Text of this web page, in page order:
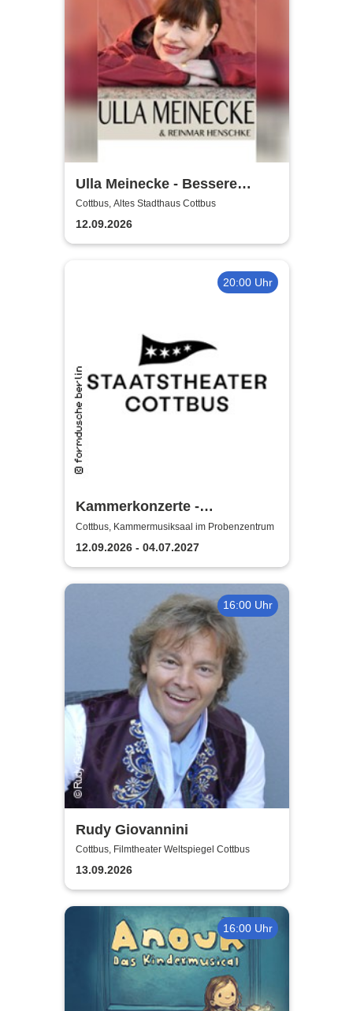
Ulla Meinecke - Bessere
Zeiten Tour
Cottbus, Altes Stadthaus Cottbus
12.09.2026
20:00 Uhr
Kammerkonzerte -
Staatstheater Cottbus
Cottbus, Kammermusiksaal im Probenzentrum
12.09.2026 - 04.07.2027
16:00 Uhr
Rudy Giovannini
Cottbus, Filmtheater Weltspiegel Cottbus
13.09.2026
16:00 Uhr